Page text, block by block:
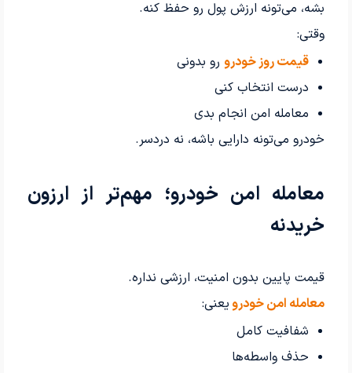
بشه، می‌تونه ارزش پول رو حفظ کنه.
وقتی:
قیمت روز خودرورو بدونی
درست انتخاب کنی
معامله امن انجام بدی
خودرو می‌تونه دارایی باشه، نه دردسر.
معامله امن خودرو؛ مهم‌تر از ارزون
خریدنه
قیمت پایین بدون امنیت، ارزشی نداره.
معامله امن خودرویعنی:
شفافیت کامل
حذف واسطه‌ها